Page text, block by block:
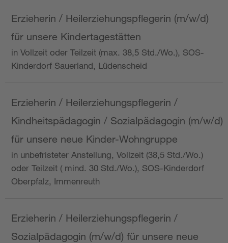
Erzieherin / Heilerziehungspflegerin (m/w/d)
für unsere Kindertagestätten
in Vollzeit oder Teilzeit (max. 38,5 Std./Wo.), SOS-
Kinderdorf Sauerland, Lüdenscheid
Erzieherin / Heilerziehungspflegerin /
Kindheitspädagogin / Sozialpädagogin (m/w/d)
für unsere neue Kinder-Wohngruppe
in unbefristeter Anstellung, Vollzeit (38,5 Std./Wo.)
oder Teilzeit ( mind. 30 Std./Wo.), SOS-Kinderdorf
Oberpfalz, Immenreuth
Erzieherin / Heilerziehungspflegerin /
Sozialpädagogin (m/w/d) für unsere neue